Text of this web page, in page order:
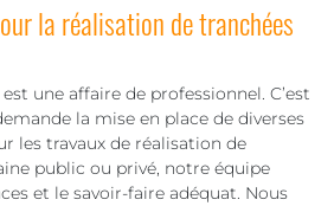
la réalisation de tranchées
une affaire de professionnel. C’est
la mise en place de diverses
les travaux de réalisation de
public ou privé, notre équipe
et le savoir-faire adéquat. Nous